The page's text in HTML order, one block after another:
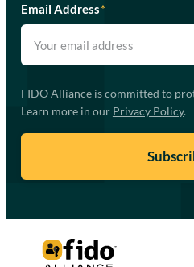
Email Address*
FIDO Alliance is committed to
Learn more in our Privacy Policy.